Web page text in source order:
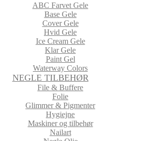
ABC Farvet Gele
Base Gele
Cover Gele
Hvid Gele
Ice Cream Gele
Klar Gele
Paint Gel
Waterway Colors
NEGLE TILBEHØR
File & Buffere
Folie
Glimmer & Pigmenter
Hygiejne
Maskiner og tilbehør
Nailart